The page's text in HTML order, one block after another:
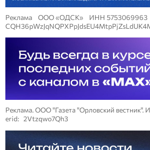
Реклама ООО «ОДСК» ИНН
Реклама. ООО "Газета "Орловский
erid: 2Vtzqwo7Qh3